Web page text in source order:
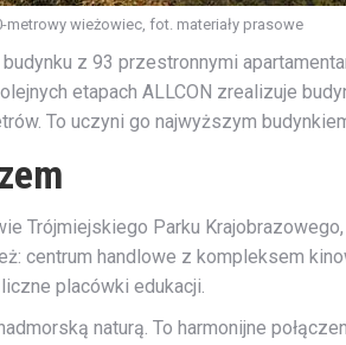
wieżowiec, fot. materiały prasowe
z 93 przestronnymi
etapach ALLCON zrealizuje
To uczyni go najwyższym
Trójmiejskiego Parku
centrum handlowe z kompleksem
placówki edukacji.
naturą. To harmonijne